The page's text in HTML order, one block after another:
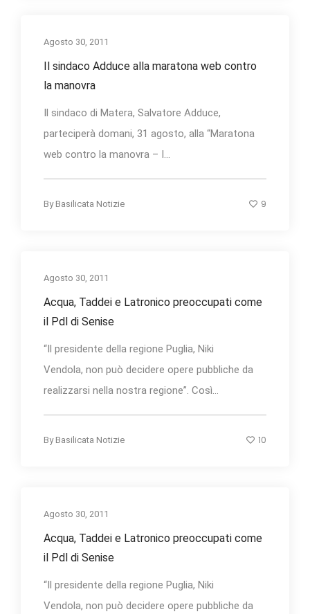
Agosto 30, 2011
Il sindaco Adduce alla maratona web contro
la manovra
Il sindaco di Matera, Salvatore Adduce,
parteciperà domani, 31 agosto, alla “Maratona
web contro la manovra – I...
By Basilicata Notizie 9
Agosto 30, 2011
Acqua, Taddei e Latronico preoccupati come
il Pdl di Senise
“Il presidente della regione Puglia, Niki
Vendola, non può decidere opere pubbliche da
realizzarsi nella nostra regione”. Così...
By Basilicata Notizie 10
Agosto 30, 2011
Acqua, Taddei e Latronico preoccupati come
il Pdl di Senise
“Il presidente della regione Puglia, Niki
Vendola, non può decidere opere pubbliche da